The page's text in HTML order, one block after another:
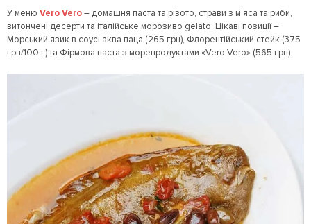
У меню Vero Vero– домашня паста та різото, страви з м’яса та риби,
витончені десерти та італійське морозиво gelato. Цікаві позиції –
Морський язик в соусі аква паца (265 грн), Флорентійський стейк (375
грн/100 г) та Фірмова паста з морепродуктами «Vero Vero» (565 грн).